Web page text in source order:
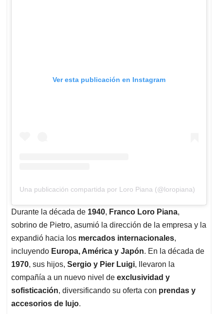
Ver esta publicación en Instagram
Una publicación compartida por Loro Piana (@loropiana)
Durante la década de 1940, Franco Loro Piana,
sobrino de Pietro, asumió la dirección de la empresa y la
expandió hacia los mercados internacionales,
incluyendo Europa, América y Japón. En la década de
1970, sus hijos, Sergio y Pier Luigi, llevaron la
compañía a un nuevo nivel de exclusividad y
sofisticación, diversificando su oferta con prendas y
accesorios de lujo.